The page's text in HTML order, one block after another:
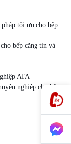
tối ưu cho bếp
bếp căng tin và
ATA
nghiệp cho bếp